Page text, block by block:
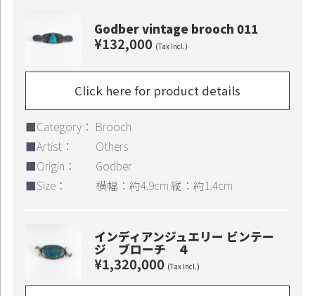
Continue shopping
Godber vintage brooch 011
¥132,000 (Tax Incl.)
Click here for product details
■Category： Brooch
■Artist：
Others
■Origin：
Godber
■Size：
横幅：約4.9cm 縦：約1.4cm
インディアンジュエリー ビンテー
ジ ブローチ ４
¥1,320,000 (Tax Incl.)